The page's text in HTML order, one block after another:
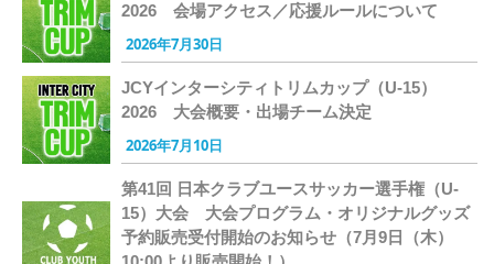
2026 会場アクセス／応援ルールについて
2026年7月30日
JCYインターシティトリムカップ（U-15）
2026 大会概要・出場チーム決定
2026年7月10日
第41回 日本クラブユースサッカー選手権（U-
15）大会 大会プログラム・オリジナルグッズ
予約販売受付開始のお知らせ（7月9日（木）